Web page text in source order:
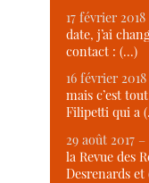
17 février
date, j’ai
contact : (…)
16 février
mais c’est
Filipetti qui a
29 août 2017 –
la Revue des
Desrenards